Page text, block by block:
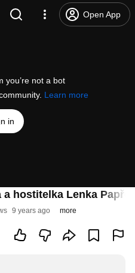
Open App
you’re not a bot
Learn more
in
hostitelka Lenka
9 years ago more